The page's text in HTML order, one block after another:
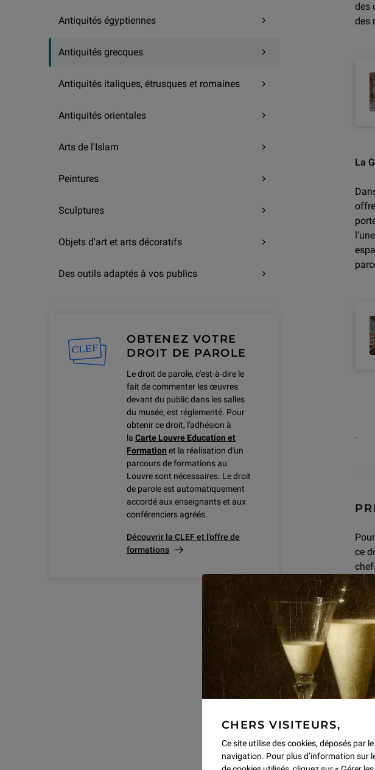
CHERS VISITEURS,
Ce site utilise des cookies, déposés par
navigation. Pour plus d’information sur
Antiquités égyptiennes
Antiquités grecques
Antiquités italiques, étrusques et romaines
Antiquités orientales
Arts de l'Islam
Peintures
Sculptures
Objets d'art et arts décoratifs
Des outils adaptés à vos publics
OBTENEZ VOTRE
DROIT DE PAROLE
Le droit de parole, c'est-à-dire le
fait de commenter les œuvres
devant du public dans les salles
du musée, est réglementé. Pour
obtenir ce droit, l'adhésion à
la Carte Louvre Education et
Formation et la réalisation d'un
parcours de formations au
Louvre sont nécessaires. Le droit
de parole est automatiquement
accordé aux enseignants et aux
conférenciers agréés.
Découvrir la CLEF et l'offre de
formations
des
des
La
.
ce
au